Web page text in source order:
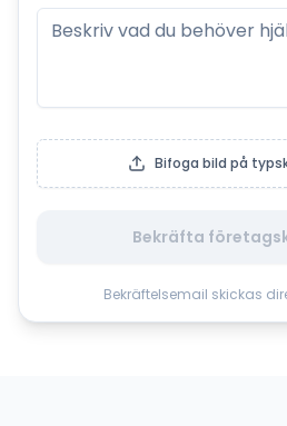
Bifoga bild på
Bekräfta
Bekräftelsemail skickas